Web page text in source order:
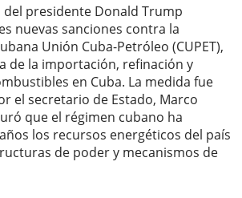
presidente Donald Trump
nuevas sanciones contra la
Unión Cuba-Petróleo (CUPET),
de la importación, refinación y
en Cuba. La medida fue
el secretario de Estado, Marco
que el régimen cubano ha
los recursos energéticos del país
de poder y mecanismos de